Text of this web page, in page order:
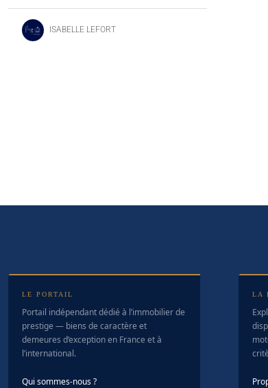
ISABELLE LEFORT
LE PORTAIL
Portail indépendant dédié à l’immobilier de
prestige — biens de caractère et
demeures d’exception en France et à
l’international.
Qui sommes-nous ?
LA